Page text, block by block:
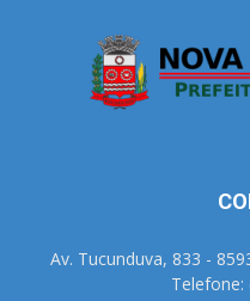
Av. Tucunduva, 833 -
Telefone: